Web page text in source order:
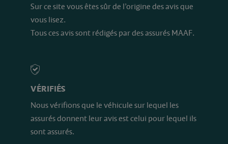
Sur ce site vous êtes sûr de l’origine des avis que
vous lisez.
Tous ces avis sont rédigés par des assurés MAAF.
VÉRIFIÉS
Nous vérifions que le véhicule sur lequel les
assurés donnent leur avis est celui pour lequel ils
sont assurés.